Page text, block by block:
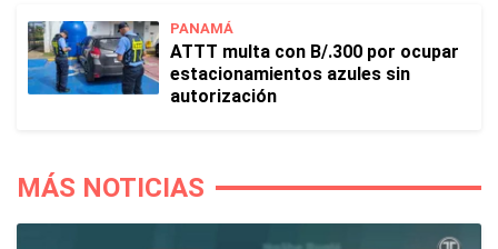
PANAMÁ
ATTT multa con B/.300 por ocupar
estacionamientos azules sin
autorización
MÁS NOTICIAS